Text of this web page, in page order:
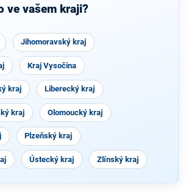
ve vašem kraji?
Jihomoravský kraj
Kraj Vysočina
kraj Liberecký kraj
kraj Olomoucký kraj
Plzeňský kraj
Ústecký kraj Zlínský kraj